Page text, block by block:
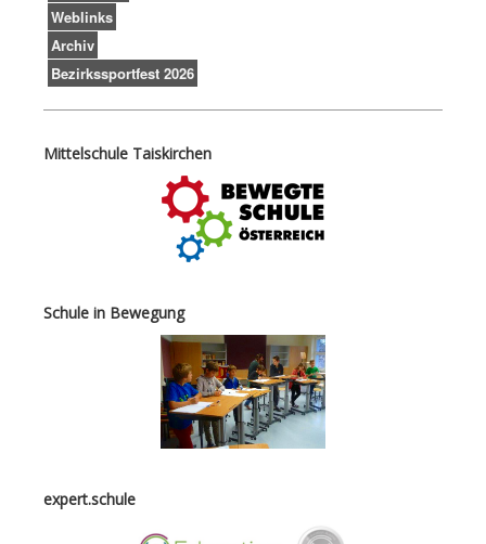
Weblinks
Archiv
Bezirkssportfest 2026
Mittelschule Taiskirchen
Schule in Bewegung
expert.schule